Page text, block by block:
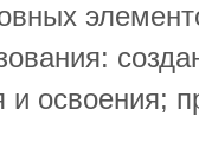
и освоения;